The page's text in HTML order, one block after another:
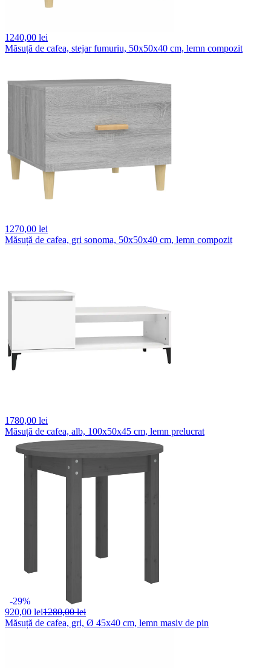
1240,00 lei
Măsuță de cafea, stejar fumuriu, 50x50x40 cm, lemn compozit
1270,00 lei
Măsuță de cafea, gri sonoma, 50x50x40 cm, lemn compozit
1780,00 lei
Măsuță de cafea, alb, 100x50x45 cm, lemn prelucrat
-29%
920,00 lei1280,00 lei
Măsuță de cafea, gri, Ø 45x40 cm, lemn masiv de pin